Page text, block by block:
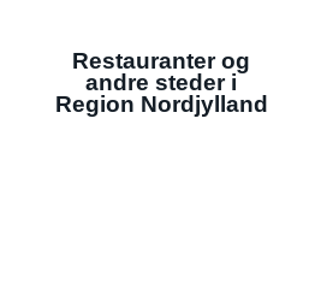
Restauranter og
andre steder i
Region Nordjylland